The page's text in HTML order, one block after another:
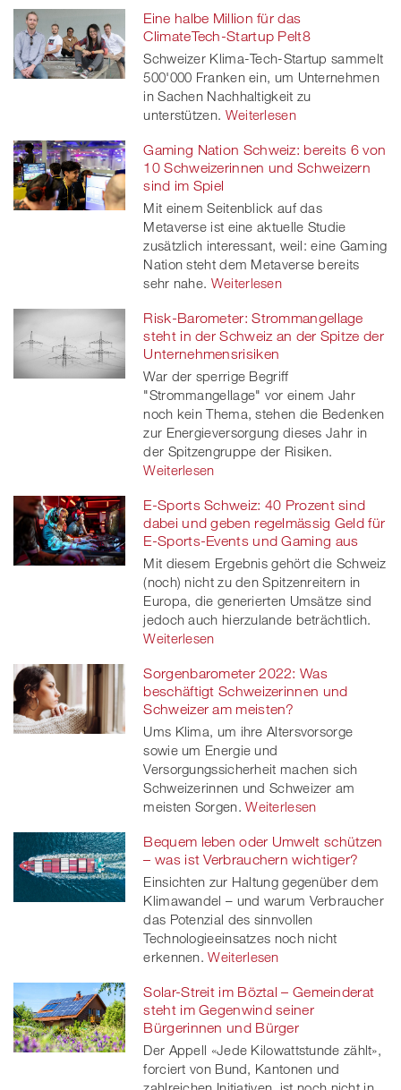
Eine halbe Million für das
ClimateTech-Startup Pelt8
Schweizer Klima-Tech-Startup sammelt
500'000 Franken ein, um Unternehmen
in Sachen Nachhaltigkeit zu
unterstützen. Weiterlesen
Gaming Nation Schweiz: bereits 6 von
10 Schweizerinnen und Schweizern
sind im Spiel
Mit einem Seitenblick auf das
Metaverse ist eine aktuelle Studie
zusätzlich interessant, weil: eine Gaming
Nation steht dem Metaverse bereits
sehr nahe. Weiterlesen
Risk-Barometer: Strommangellage
steht in der Schweiz an der Spitze der
Unternehmensrisiken
War der sperrige Begriff
"Strommangellage" vor einem Jahr
noch kein Thema, stehen die Bedenken
zur Energieversorgung dieses Jahr in
der Spitzengruppe der Risiken.
Weiterlesen
E-Sports Schweiz: 40 Prozent sind
dabei und geben regelmässig Geld für
E-Sports-Events und Gaming aus
Mit diesem Ergebnis gehört die Schweiz
(noch) nicht zu den Spitzenreitern in
Europa, die generierten Umsätze sind
jedoch auch hierzulande beträchtlich.
Weiterlesen
Sorgenbarometer 2022: Was
beschäftigt Schweizerinnen und
Schweizer am meisten?
Ums Klima, um ihre Altersvorsorge
sowie um Energie und
Versorgungssicherheit machen sich
Schweizerinnen und Schweizer am
meisten Sorgen. Weiterlesen
Bequem leben oder Umwelt schützen
– was ist Verbrauchern wichtiger?
Einsichten zur Haltung gegenüber dem
Klimawandel – und warum Verbraucher
das Potenzial des sinnvollen
Technologieeinsatzes noch nicht
erkennen. Weiterlesen
Solar-Streit im Böztal – Gemeinderat
steht im Gegenwind seiner
Bürgerinnen und Bürger
Der Appell «Jede Kilowattstunde zählt»,
forciert von Bund, Kantonen und